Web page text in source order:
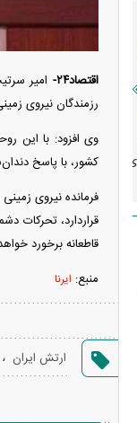
اقتصاد۲۴-
رزمندگان نیروی
وی افزود: با این
کشور، با پاسخ
فرمانده نیروی
قراردارد، تحرکات
قاطعانه برخورد
منبع: ایرنا
ارتش ایران ،
پهپاد رهگیر یا موشک